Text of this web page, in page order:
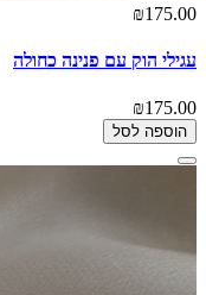
₪175.00
עגילי הוק עם פנינה כחולה
₪175.00
הוספה לסל